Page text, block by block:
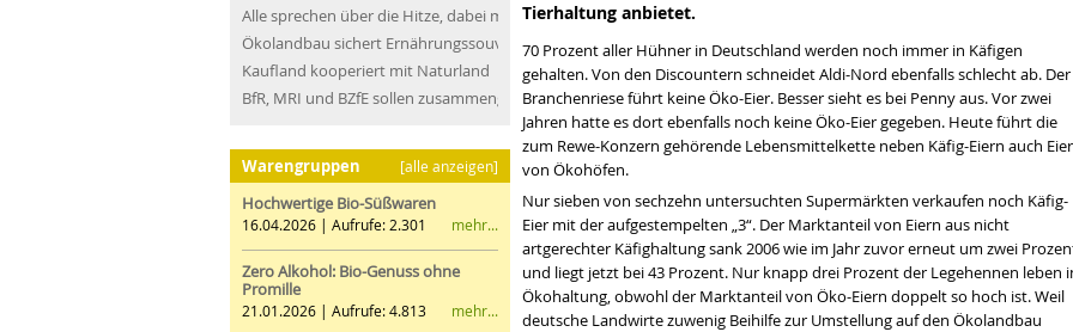
Alle sprechen über die Hitze, dabei müssen wir über die Dürre sprechen
Ökolandbau sichert Ernährungssouveränität
Kaufland kooperiert mit Naturland
BfR, MRI und BZfE sollen zusammengeführt werden
Warengruppen [alle anzeigen]
Hochwertige Bio-Süßwaren
16.04.2026 | Aufrufe: 2.301 mehr...
Zero Alkohol: Bio-Genuss ohne
Promille
21.01.2026 | Aufrufe: 4.813 mehr...
Tierhaltung anbietet.
70 Prozent aller Hühner in Deutschland werden noch immer in Käfigen
gehalten. Von den Discountern schneidet Aldi-Nord ebenfalls schlecht ab. Der
Branchenriese führt keine Öko-Eier. Besser sieht es bei Penny aus. Vor zwei
Jahren hatte es dort ebenfalls noch keine Öko-Eier gegeben. Heute führt die
zum Rewe-Konzern gehörende Lebensmittelkette neben Käfig-Eiern auch Eier
von Ökohöfen.
Nur sieben von sechzehn untersuchten Supermärkten verkaufen noch Käfig-
Eier mit der aufgestempelten „3“. Der Marktanteil von Eiern aus nicht
artgerechter Käfighaltung sank 2006 wie im Jahr zuvor erneut um zwei
und liegt jetzt bei 43 Prozent. Nur knapp drei Prozent der Legehennen leben
Ökohaltung, obwohl der Marktanteil von Öko-Eiern doppelt so hoch ist. Weil
deutsche Landwirte zuwenig Beihilfe zur Umstellung auf den Ökolandbau